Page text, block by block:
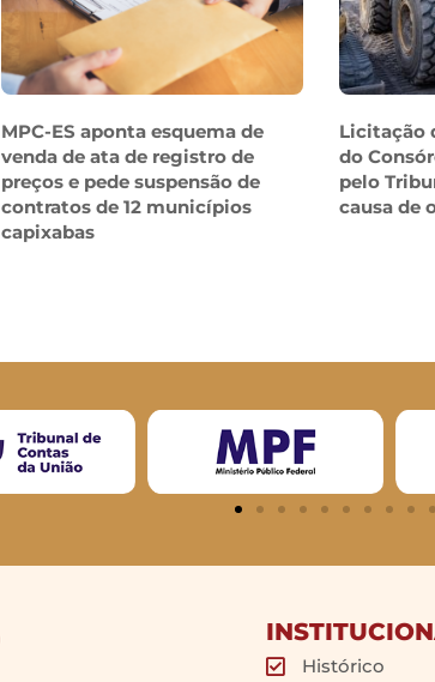
MPC-ES aponta esquema de
venda de ata de registro de
preços e pede suspensão de
contratos de 12 municípios
capixabas
Licitação
do
pelo
causa de
Histórico